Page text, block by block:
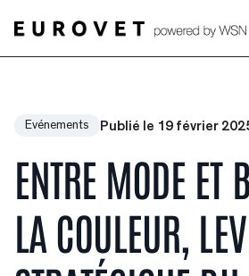
Evénements Publié le 19 février
ENTRE MODE ET
LA COULEUR,